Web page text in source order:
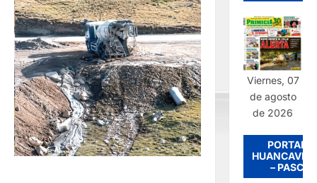
Viernes, 07
de agosto
de 2026
PORTADA
– PASCO